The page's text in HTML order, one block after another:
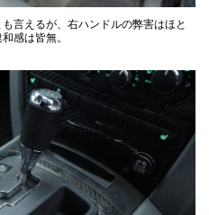
言えるが、右ハンドルの弊害はほと
感は皆無。